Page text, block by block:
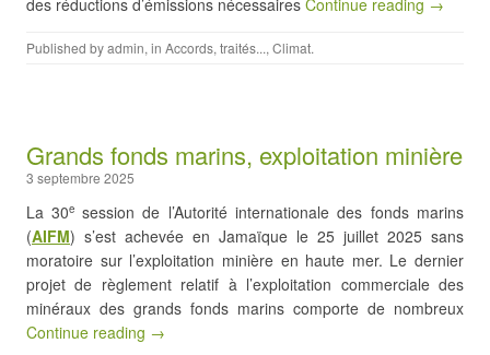
des réductions d’émissions nécessaires Continue reading →
Published byadmin, in Accords, traités..., Climat.
Grands fonds marins, exploitation minière
3 septembre 2025
La 30e session de l’Autorité internationale des fonds marins
(AIFM) s’est achevée en Jamaïque le 25 juillet 2025 sans
moratoire sur l’exploitation minière en haute mer. Le dernier
projet de règlement relatif à l’exploitation commerciale des
minéraux des grands fonds marins comporte de nombreux
Continue reading →